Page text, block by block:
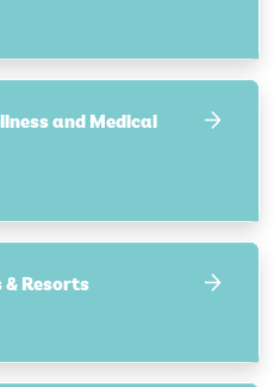
and Medical
& Resorts